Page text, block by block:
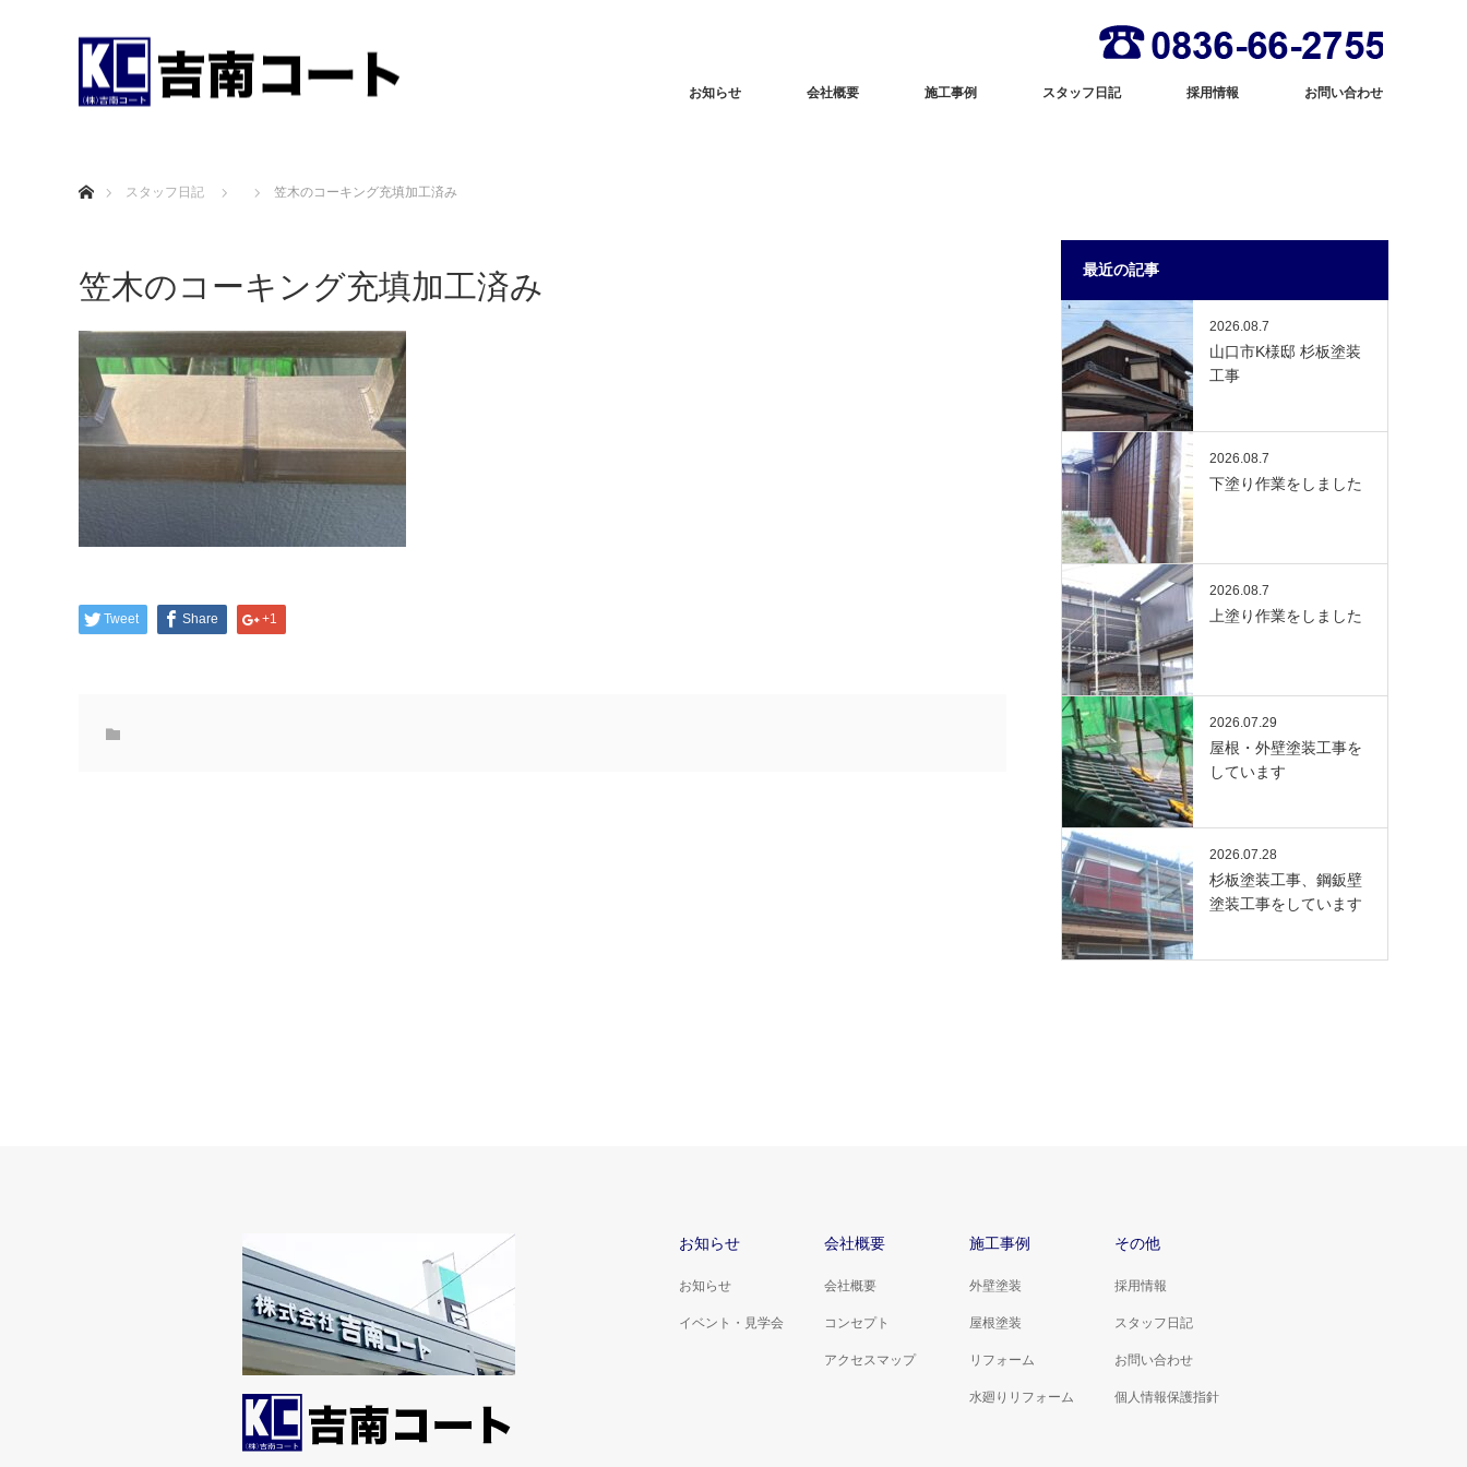
お知らせ 会社概要 施工事例 スタッフ日記 採用情報 お問い合わせ
スタッフ日記
笠木のコーキング充填加工済み
笠木のコーキング充填加工済み
Tweet Share +1
最近の記事
2026.08.7
山口市K様邸 杉板塗装
工事
2026.08.7
下塗り作業をしました
2026.08.7
上塗り作業をしました
2026.07.29
屋根・外壁塗装工事を
しています
2026.07.28
杉板塗装工事、鋼鈑壁
塗装工事をしています
お知らせ
お知らせ
イベント・見学会
会社概要
会社概要
コンセプト
アクセスマップ
施工事例
外壁塗装
屋根塗装
リフォーム
水廻りリフォーム
その他
採用情報
スタッフ日記
お問い合わせ
個人情報保護指針